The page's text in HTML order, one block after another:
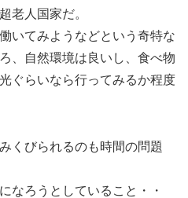
老人国家だ。
いてみようなどという奇特な
、自然環境は良いし、食べ物
ぐらいなら行ってみるか程度
くびられるのも時間の問題
なろうとしていること・・